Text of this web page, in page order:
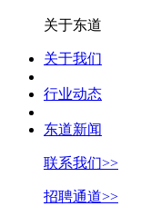
关于东道
关于我们
行业动态
东道新闻
联系我们>>
招聘通道>>